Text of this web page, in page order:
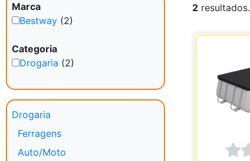
Marca
Bestway (2)
Categoria
Drogaria (2)
Drogaria
Ferragens
Auto/Moto
2 resultados.